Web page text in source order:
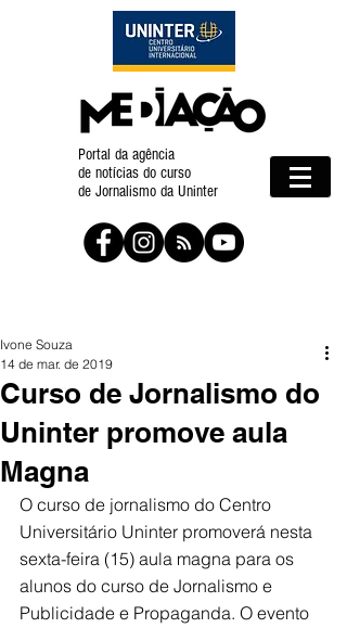
Portal da agência
de notícias do curso
de Jornalismo da Uninter
Curso de Jornalismo do
Uninter promove aula
Magna
Ivone Souza
14 de mar. de 2019
O curso de jornalismo do Centro
Universitário Uninter promoverá nesta
sexta-feira (15) aula magna para os
alunos do curso de Jornalismo e
Publicidade e Propaganda. O evento